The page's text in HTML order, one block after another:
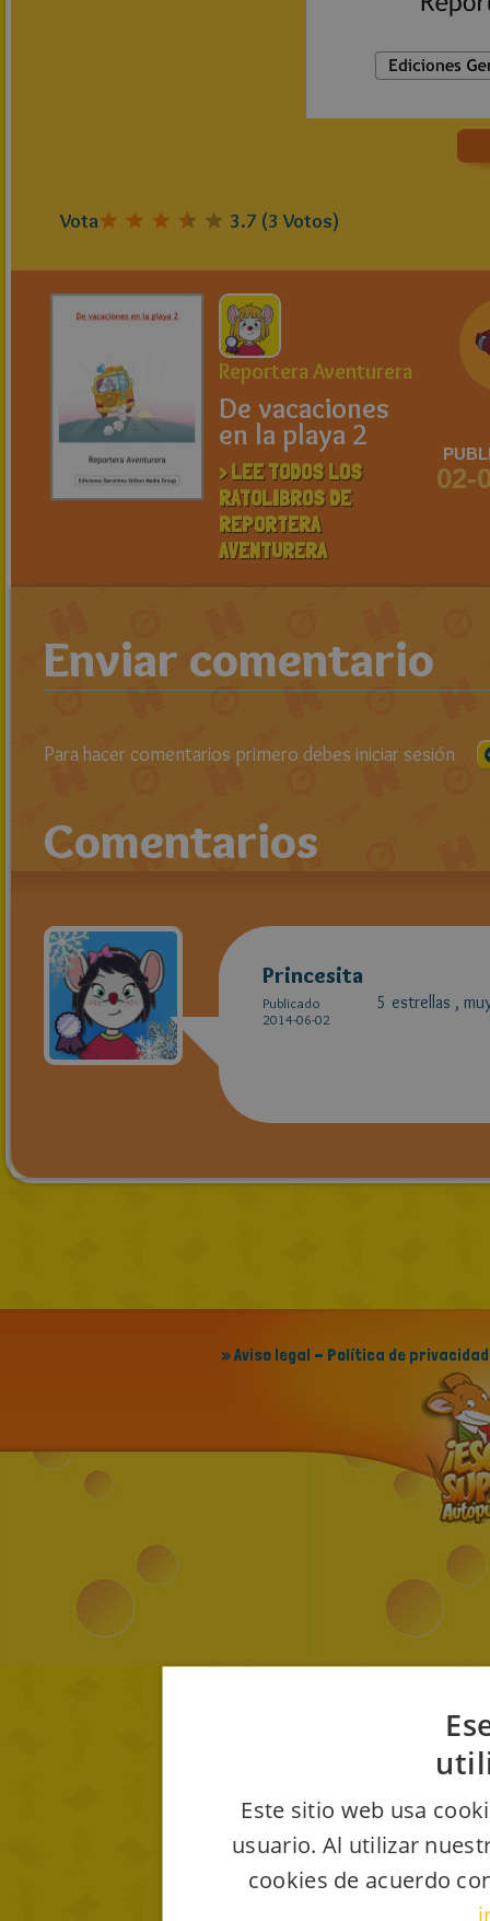
Vota 3.7 (3 Votos)
Reportera Aventurera
De vacaciones
en la playa 2
> LEE TODOS LOS
RATOLIBROS DE
REPORTERA
AVENTURERA
02-
Enviar comentario
Para hacer comentarios primero debes iniciar sesión
Comentarios
Princesita
Publicado
2014-06-02
5 estrellas ,
» Aviso legal - Política de privacidad
Este sitio web usa
usuario. Al utilizar
cookies de acuerdo